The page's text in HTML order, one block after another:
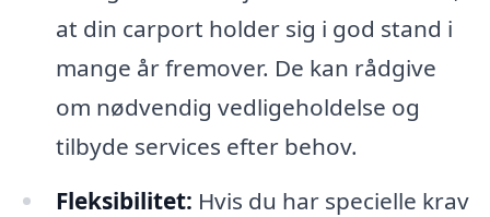
at din carport holder sig i god stand i
mange år fremover. De kan rådgive
om nødvendig vedligeholdelse og
tilbyde services efter behov.
Fleksibilitet: Hvis du har specielle krav